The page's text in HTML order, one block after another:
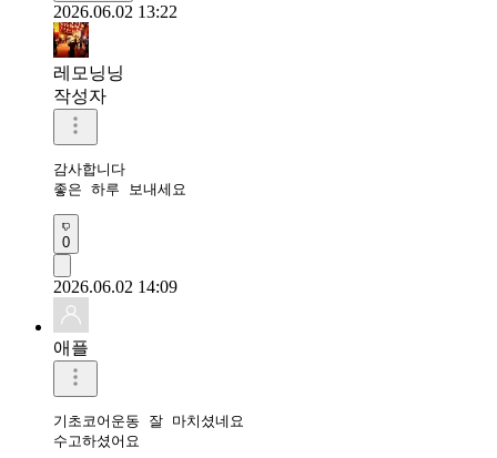
2026.06.02 13:22
레모닝닝
작성자
감사합니다
좋은 하루 보내세요
0
2026.06.02 14:09
애플
기초코어운동 잘 마치셨네요
수고하셨어요